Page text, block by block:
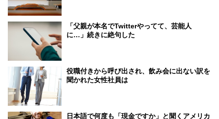
「父親が本名でTwitterやってて、芸能人
に…」続きに絶句した
役職付きから呼び出され、飲み会に出ない訳を
聞かれた女性社員は
日本語で何度も「現金ですか」と聞くアメリカ